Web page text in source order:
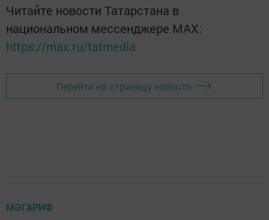
Читайте новости Татарстана в
национальном мессенджере MАХ:
https://max.ru/tatmedia
Перейти на страницу новости
МӘГАРИФ